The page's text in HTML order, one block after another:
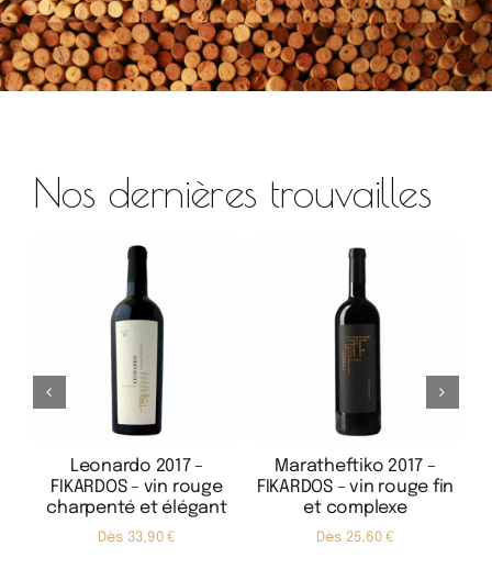
Nos dernières trouvailles
Leonardo 2017 –
FIKARDOS – vin rouge
charpenté et élégant
Dès 33,90€
Maratheftiko 2017 –
FIKARDOS – vin rouge fin
et complexe
Dès 25,60€